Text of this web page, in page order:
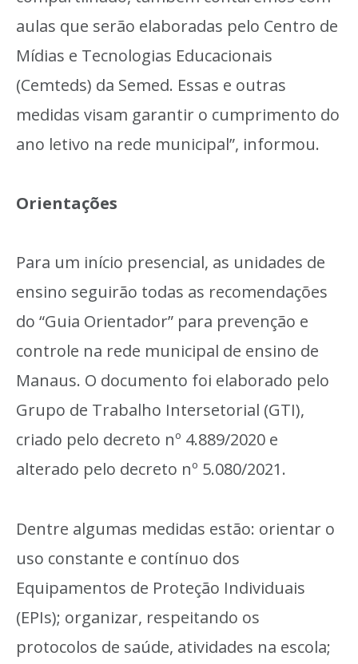
aulas que serão elaboradas pelo Centro de
Mídias e Tecnologias Educacionais
(Cemteds) da Semed. Essas e outras
medidas visam garantir o cumprimento do
ano letivo na rede municipal”, informou.
Orientações
Para um início presencial, as unidades de
ensino seguirão todas as recomendações
do “Guia Orientador” para prevenção e
controle na rede municipal de ensino de
Manaus. O documento foi elaborado pelo
Grupo de Trabalho Intersetorial (GTI),
criado pelo decreto nº 4.889/2020 e
alterado pelo decreto nº 5.080/2021.
Dentre algumas medidas estão: orientar o
uso constante e contínuo dos
Equipamentos de Proteção Individuais
(EPIs); organizar, respeitando os
protocolos de saúde, atividades na escola;